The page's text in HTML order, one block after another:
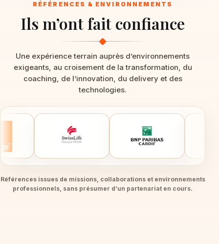
RÉFÉRENCES & ENVIRONNEMENTS
Ils m’ont fait confiance
Une expérience terrain auprès d’environnements
exigeants, au croisement de la transformation, du
coaching, de l’innovation, du delivery et des
technologies.
Références issues de missions, collaborations et environnements
professionnels, sans présumer d’un partenariat en cours.